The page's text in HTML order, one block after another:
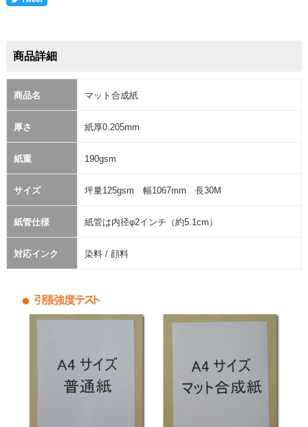
商品詳細
商品名 マット合成紙
厚さ 紙厚0.205mm
紙重 190gsm
サイズ 坪量125gsm 幅1067mm 長30M
紙管仕様 紙管は内径φ2インチ（約5.1cm）
対応インク 染料 / 顔料